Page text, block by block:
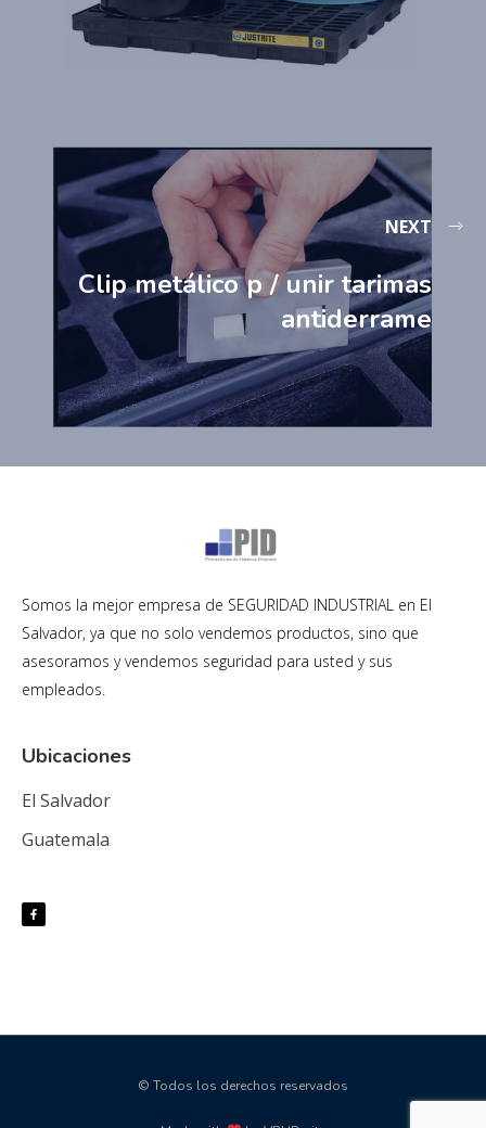
NEXT
Clip metálico p / unir tarimas
antiderrame
Somos la mejor empresa de SEGURIDAD INDUSTRIAL en El
Salvador, ya que no solo vendemos productos, sino que
asesoramos y vendemos seguridad para usted y sus
empleados.
Ubicaciones
El Salvador
Guatemala
© Todos los derechos reservados